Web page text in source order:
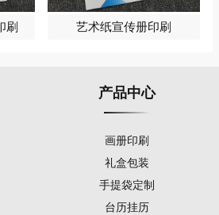
刷 艺术纸宣传册印刷
产品中心
画册印刷
礼盒包装
手提袋定制
台历挂历